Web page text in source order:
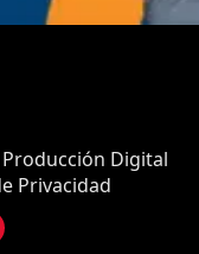
Digital
Privacidad